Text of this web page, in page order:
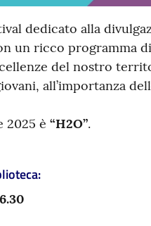
dedicato alla
un ricco programma
del nostro
all’importanza
2025 è “H2O”.